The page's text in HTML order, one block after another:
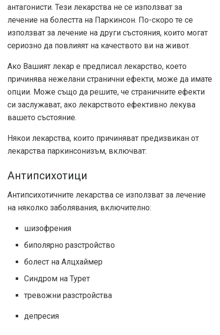
антагонисти. Тези лекарства не се използват за
лечение на болестта на Паркинсон. По-скоро те се
използват за лечение на други състояния, които могат
сериозно да повлияят на качеството ви на живот.
Ако Вашият лекар е предписал лекарство, което
причинява нежелани странични ефекти, може да имате
опции. Може също да решите, че страничните ефекти
си заслужават, ако лекарството ефективно лекува
вашето състояние.
Някои лекарства, които причиняват предизвикан от
лекарства паркинсонизъм, включват:
Антипсихотици
Антипсихотичните лекарства се използват за лечение
на няколко заболявания, включително:
шизофрения
биполярно разстройство
болест на Алцхаймер
Синдром на Турет
тревожни разстройства
депресия